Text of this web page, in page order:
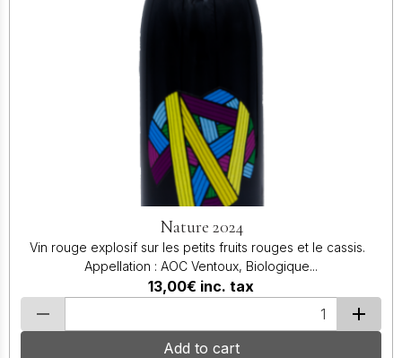
Nature 2024
Vin rouge explosif sur les petits fruits rouges et le cassis.
Appellation : AOC Ventoux, Biologique...
13,00€ inc. tax
Add to cart